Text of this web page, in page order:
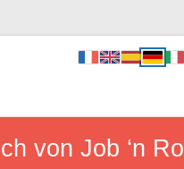
von Job ‘n Roll